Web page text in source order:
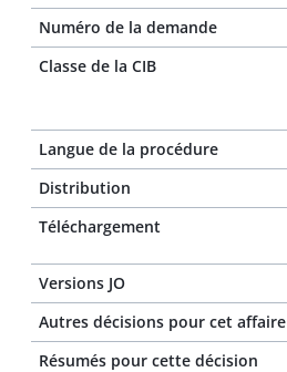
Numéro de la demande
Classe de la CIB
Langue de la procédure
Distribution
Téléchargement
Versions JO
Autres décisions pour cet affaire
Résumés pour cette décision